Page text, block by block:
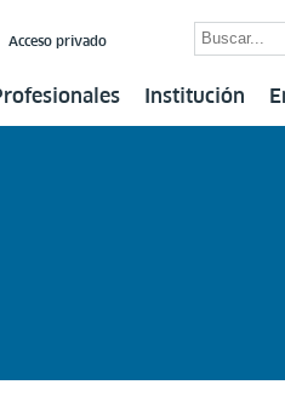
Acceso privado
Institución